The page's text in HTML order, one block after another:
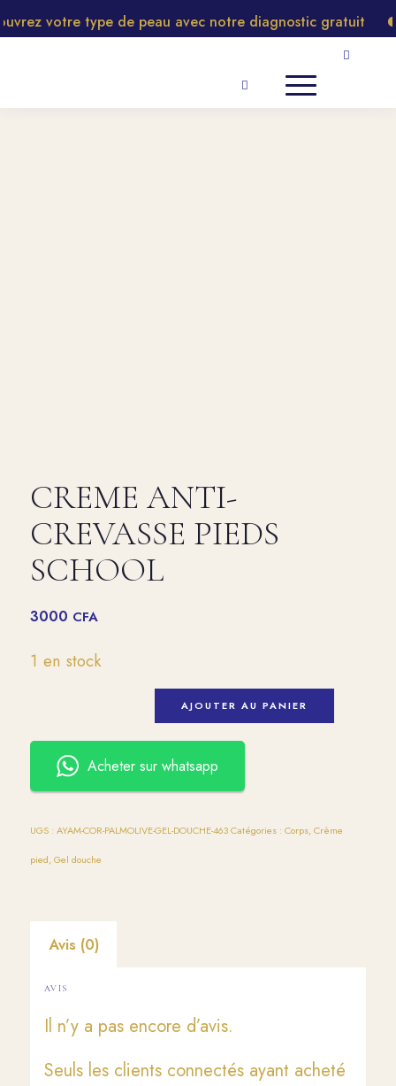
votre type de peau avec notre diagnostic gratuit
CREME ANTI-
CREVASSE PIEDS
SCHOOL
3000 CFA
1 en stock
AJOUTER AU PANIER
Acheter sur whatsapp
UGS : AYAM-COR-PALMOLIVE-GEL-DOUCHE-463 Catégories : Corps,Crème
pied,Gel douche
Avis (0)
AVIS
Il n’y a pas encore d’avis.
Seuls les clients connectés ayant acheté